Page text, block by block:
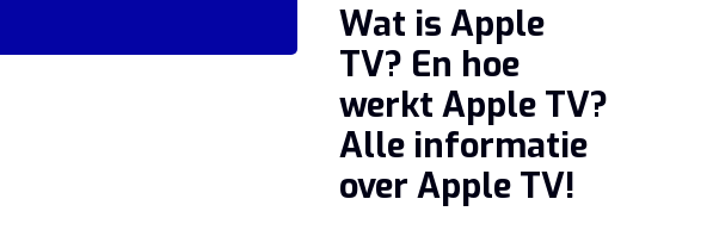
Wat is Apple
TV? En hoe
werkt Apple TV?
Alle informatie
over Apple TV!